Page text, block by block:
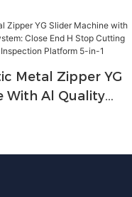
Metal Zipper YG
With Al Quality
Platform 5-In-1